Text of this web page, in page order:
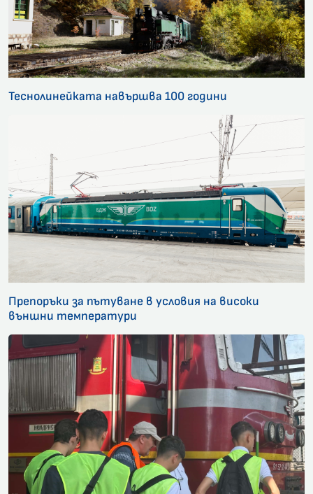
Теснолинейката навършва 100 години
Препоръки за пътуване в условия на високи
външни температури